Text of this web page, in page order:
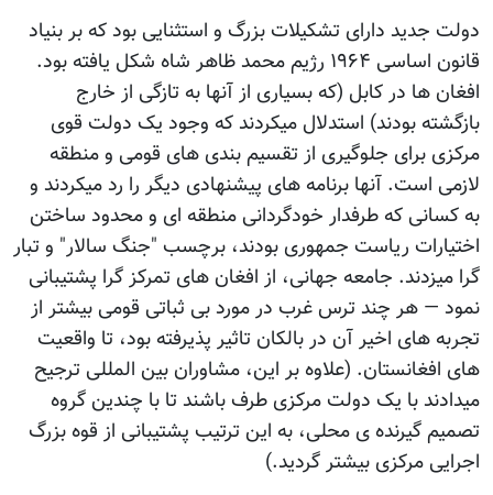
دولت جدید دارای تشکیلات بزرگ و استثنایی بود که بر بنیاد
قانون اساسی ۱۹۶۴ رژیم محمد ظاهر شاه شکل یافته بود.
افغان ها در کابل (که بسیاری از آنها به تازگی از خارج
بازگشته بودند) استدلال میکردند که وجود یک دولت قوی
مرکزی برای جلوگیری از تقسیم بندی های قومی و منطقه
لازمی است. آنها برنامه های پیشنهادی دیگر را رد میکردند و
به کسانی که طرفدار خودگردانی منطقه ای و محدود ساختن
اختیارات ریاست جمهوری بودند، برچسب "جنگ سالار" و تبار
گرا میزدند. جامعه جهانی، از افغان های تمرکز گرا پشتیبانی
نمود — هر چند ترس غرب در مورد بی ثباتی قومی بیشتر از
تجربه های اخیر آن در بالکان تاثیر پذیرفته بود، تا واقعیت
های افغانستان. (علاوه بر این، مشاوران بین المللی ترجیح
میدادند با یک دولت مرکزی طرف باشند تا با چندین گروه
تصمیم گیرنده ی محلی، به این ترتیب پشتیبانی از قوه بزرگ
اجرایی مرکزی بیشتر گردید.)